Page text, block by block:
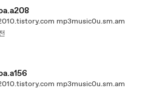
mp3music0u.sm.am
mp3music0u.sm.am